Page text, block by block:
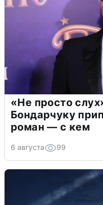
«Не просто
Бондарчуку
роман — с кем
6 августа 99